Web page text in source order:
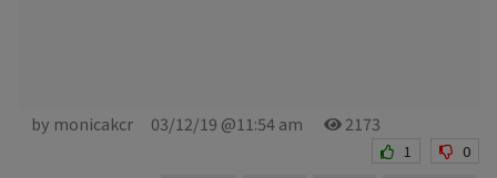
by monicakcr 03/12/19 @11:54 am 2173
1 0